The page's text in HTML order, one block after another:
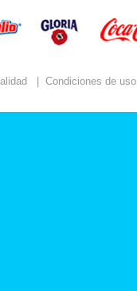
Condiciones de uso